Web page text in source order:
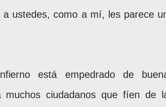
ustedes, como a mí, les parece
está empedrado de
ciudadanos que fíen de